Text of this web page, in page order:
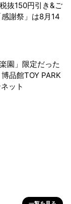
抜150円引き&ご
謝祭」は8月14
園」限定だった
品館TOY PARK
ット